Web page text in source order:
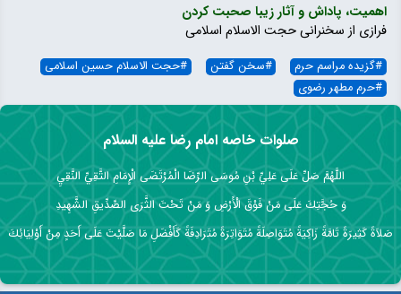
اهمیت، پاداش و آثار زیبا صحبت کردن
فرازی از سخنرانی حجت الاسلام اسلامی
#گزیده مراسم حرم #سخن گفتن #حجت الاسلام حسین اسلامی
#حرم مطهر رضوی
صلوات خاصه امام رضا علیه السلام
اللَّهُمَّ صَلِّ عَلَى عَلِيِّ بْنِ مُوسَى الرِّضَا الْمُرْتَضَى الْإِمَامِ التَّقِيِّ النَّقِيِ
وَ حُجَّتِكَ عَلَى مَنْ فَوْقَ الْأَرْضِ وَ مَنْ تَحْتَ الثَّرَى الصِّدِّيقِ الشَّهِيدِ
صَلاَةً كَثِيرَةً تَامَّةً زَاكِيَةً مُتَوَاصِلَةً مُتَوَاتِرَةً مُتَرَادِفَةً كَأَفْضَلِ مَا صَلَّيْتَ عَلَى أَحَدٍ مِنْ أَوْلِيَائِكَ